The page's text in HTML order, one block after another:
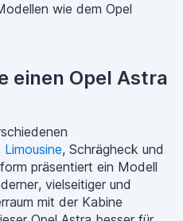
wie dem Opel
einen Opel Astra
Limousine, Schrägheck und
präsentiert ein Modell
vielseitiger und
mit der Kabine